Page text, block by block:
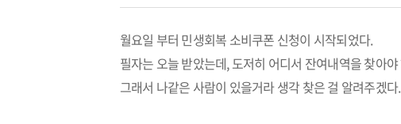
월요일 부터 민생회복 소비쿠폰 신청이 시작되었다.
필자는 오늘 받았는데, 도저히 어디서 잔여내역을 찾아
그래서 나같은 사람이 있을거라 생각 찾은 걸 알려주겠다.